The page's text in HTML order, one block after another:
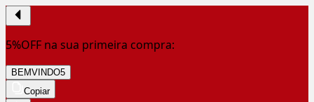
5%OFF na sua primeira compra:
BEMVINDO5
Copiar